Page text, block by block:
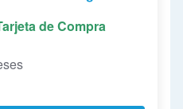
de Compra